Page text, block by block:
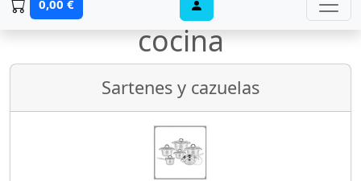
0,00 €
cocina
Sartenes y cazuelas